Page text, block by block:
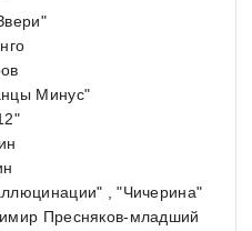
Минус"
, "Чичерина"
Пресняков-младший